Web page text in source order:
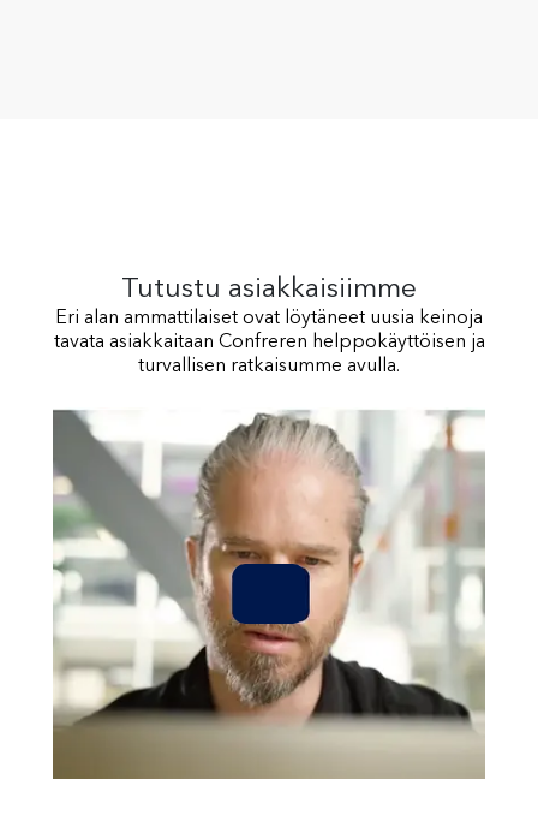
Tutustu asiakkaisiimme
Eri alan ammattilaiset ovat löytäneet uusia keinoja
tavata asiakkaitaan Confreren helppokäyttöisen ja
turvallisen ratkaisumme avulla.